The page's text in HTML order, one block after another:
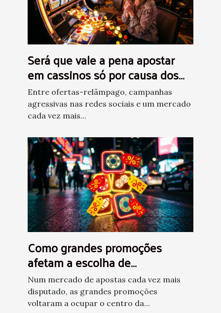
Será que vale a pena apostar
em cassinos só por causa dos
bônus?
Entre ofertas-relâmpago, campanhas
agressivas nas redes sociais e um mercado
cada vez mais...
Como grandes promoções
afetam a escolha de
plataformas de apostas
Num mercado de apostas cada vez mais
disputado, as grandes promoções
voltaram a ocupar o centro da...